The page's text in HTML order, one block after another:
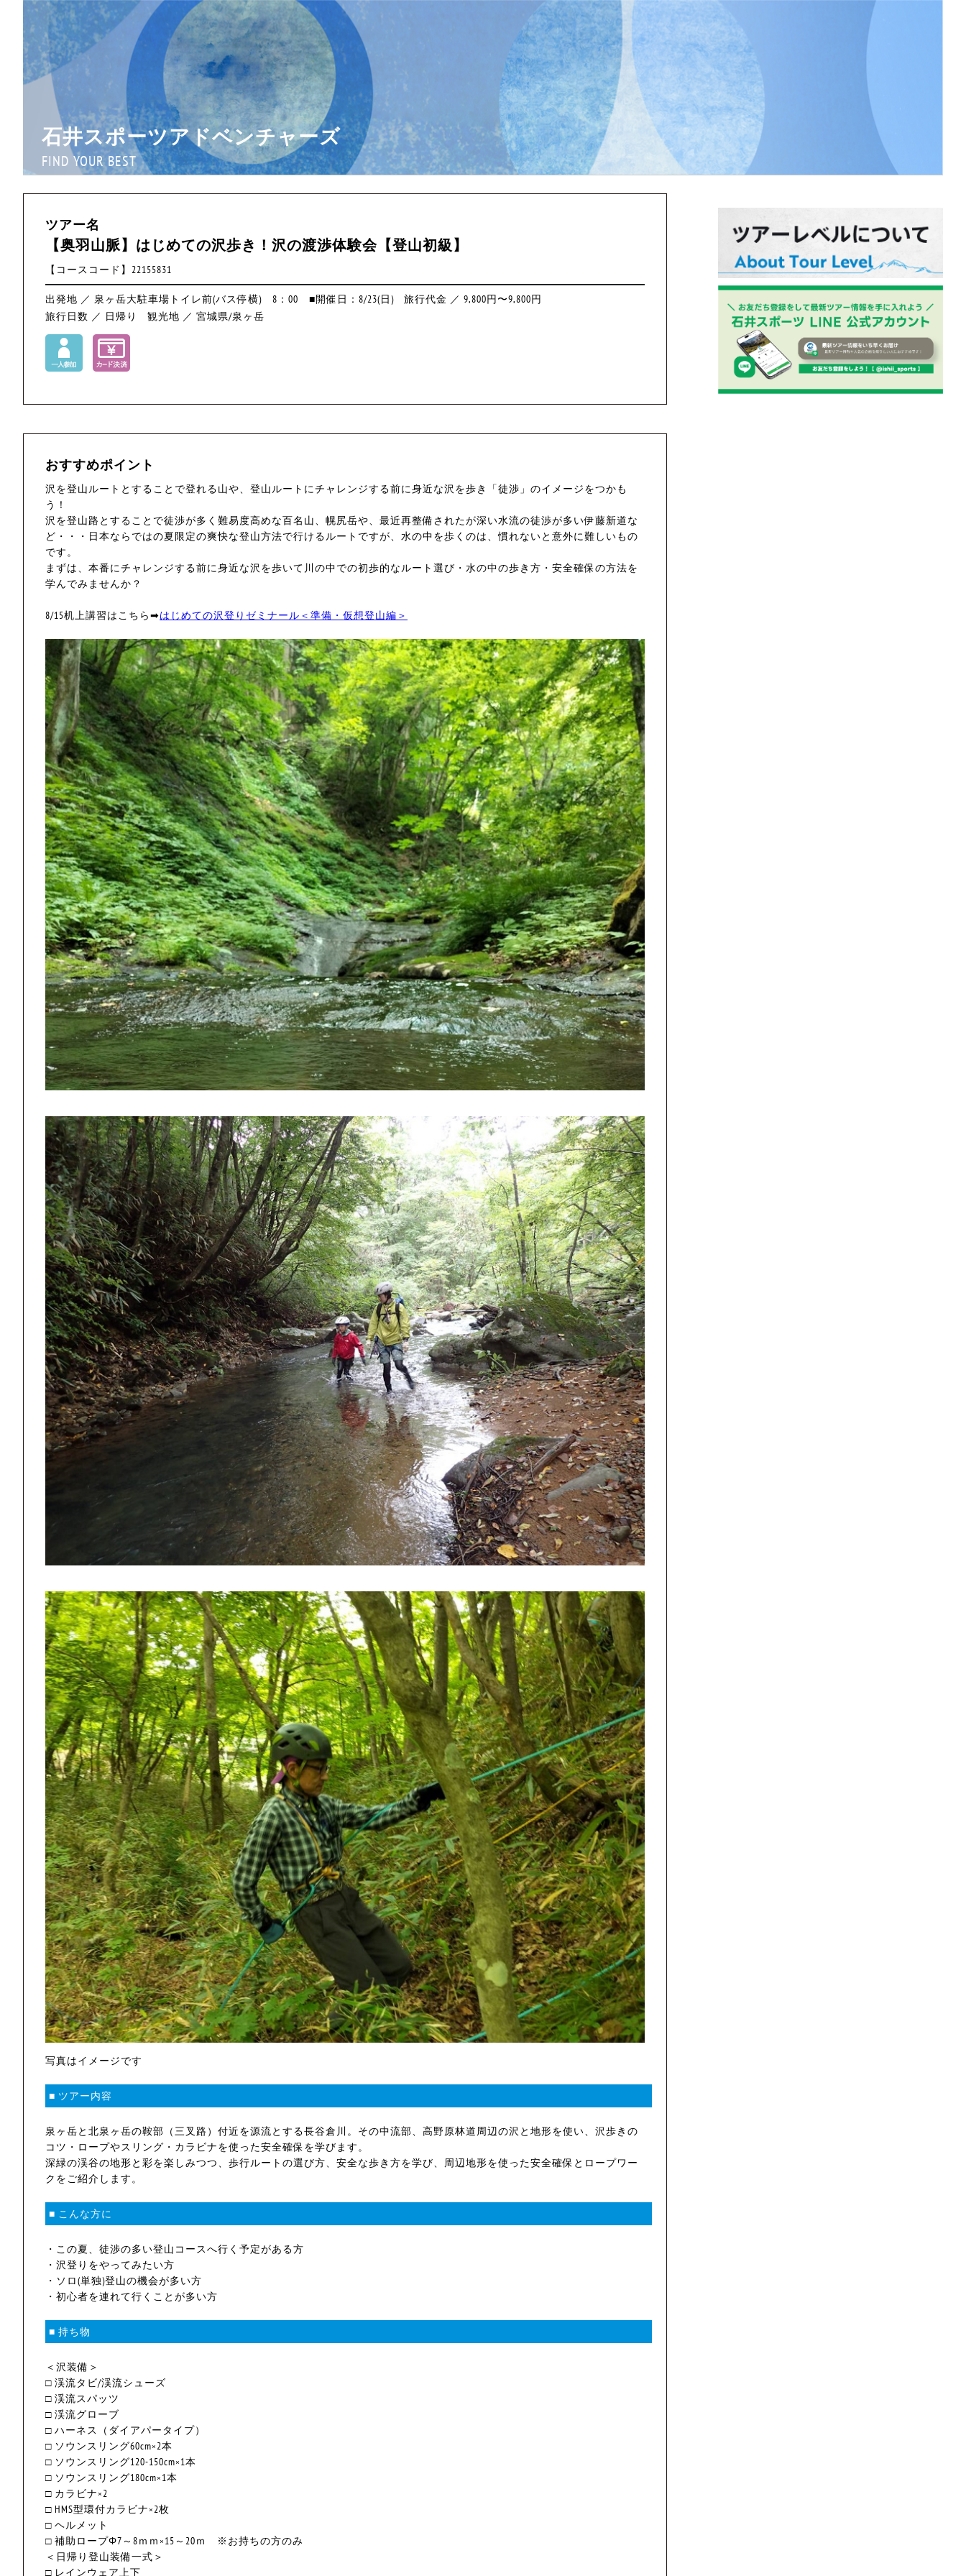
石井スポーツアドベンチャーズ
FIND YOUR BEST
ツアー名
【奥羽山脈】はじめての沢歩き！沢の渡渉体験会【登山初級】
【コースコード】22155831
出発地 ／ 泉ヶ岳大駐車場トイレ前(バス停横) 8：00 ■開催日：8/23(日)
旅行代金 ／ 9,800円〜9,800円
旅行日数 ／ 日帰り
観光地 ／ 宮城県/泉ヶ岳
おすすめポイント
沢を登山ルートとすることで登れる山や、登山ルートにチャレンジする前に身近な沢を歩き「徒渉」のイメージをつかも
う！
沢を登山路とすることで徒渉が多く難易度高めな百名山、幌尻岳や、最近再整備されたが深い水流の徒渉が多い伊藤新道な
ど・・・日本ならではの夏限定の爽快な登山方法で行けるルートですが、水の中を歩くのは、慣れないと意外に難しいもの
です。
まずは、本番にチャレンジする前に身近な沢を歩いて川の中での初歩的なルート選び・水の中の歩き方・安全確保の方法を
学んでみませんか？
8/15机上講習はこちら➡はじめての沢登りゼミナール＜準備・仮想登山編＞
写真はイメージです
■ ツアー内容
泉ヶ岳と北泉ヶ岳の鞍部（三叉路）付近を源流とする長谷倉川。その中流部、高野原林道周辺の沢と地形を使い、沢歩きの
コツ・ロープやスリング・カラビナを使った安全確保を学びます。
深緑の渓谷の地形と彩を楽しみつつ、歩行ルートの選び方、安全な歩き方を学び、周辺地形を使った安全確保とロープワー
クをご紹介します。
■ こんな方に
・この夏、徒渉の多い登山コースへ行く予定がある方
・沢登りをやってみたい方
・ソロ(単独)登山の機会が多い方
・初心者を連れて行くことが多い方
■ 持ち物
＜沢装備＞
□ 渓流タビ/渓流シューズ
□ 渓流スパッツ
□ 渓流グローブ
□ ハーネス（ダイアパータイプ）
□ ソウンスリング60cm×2本
□ ソウンスリング120-150cm×1本
□ ソウンスリング180cm×1本
□ カラビナ×2
□ HMS型環付カラビナ×2枚
□ ヘルメット
□ 補助ロープΦ7～8ｍｍ×15～20ｍ ※お持ちの方のみ
＜日帰り登山装備一式＞
□ レインウェア上下